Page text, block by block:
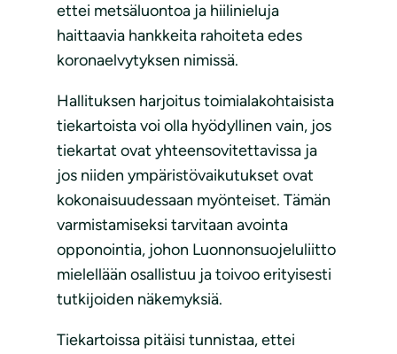
ettei metsäluontoa ja hiilinieluja
haittaavia hankkeita rahoiteta edes
koronaelvytyksen nimissä.
Hallituksen harjoitus toimialakohtaisista
tiekartoista voi olla hyödyllinen vain, jos
tiekartat ovat yhteensovitettavissa ja
jos niiden ympäristövaikutukset ovat
kokonaisuudessaan myönteiset. Tämän
varmistamiseksi tarvitaan avointa
opponointia, johon Luonnonsuojeluliitto
mielellään osallistuu ja toivoo erityisesti
tutkijoiden näkemyksiä.
Tiekartoissa pitäisi tunnistaa, ettei